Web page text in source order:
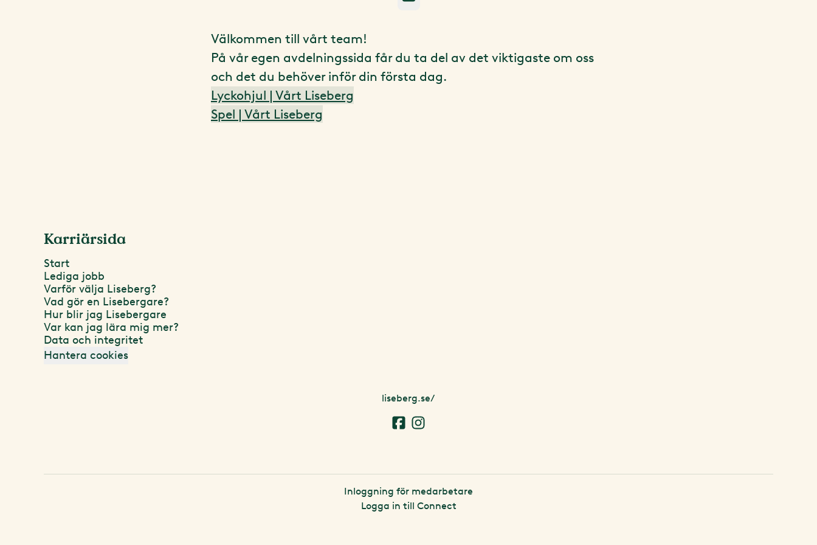
Välkommen till vårt team!
På vår egen avdelningssida får du ta del av det viktigaste om oss
och det du behöver inför din första dag.
Lyckohjul | Vårt Liseberg
Spel | Vårt Liseberg
Karriärsida
Start
Lediga jobb
Varför välja Liseberg?
Vad gör en Lisebergare?
Hur blir jag Lisebergare
Var kan jag lära mig mer?
Data och integritet
Hantera cookies
liseberg.se/
Inloggning för medarbetare
Logga in till Connect